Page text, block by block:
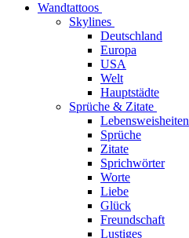
Wandtattoos
Skylines
Deutschland
Europa
USA
Welt
Hauptstädte
Sprüche & Zitate
Lebensweisheiten
Sprüche
Zitate
Sprichwörter
Worte
Liebe
Glück
Freundschaft
Lustiges